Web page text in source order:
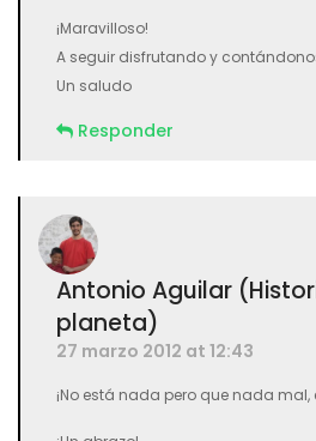
¡Maravilloso!
A seguir disfrutando y
Un saludo
Responder
Antonio Aguilar
planeta)
27 marzo 2012 at 12:43
¡No está nada pero que nada